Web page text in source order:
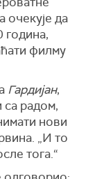
очекује да
година,
филму
Гардијан,
са радом,
нови
„И то
тога.“